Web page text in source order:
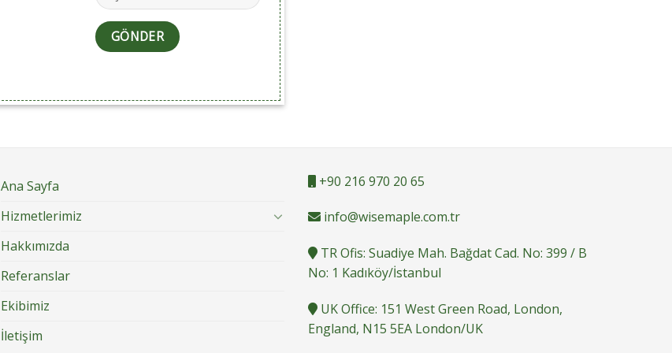
Ana Sayfa
Hizmetlerimiz
Hakkımızda
Referanslar
Ekibimiz
İletişim
+90 216 970 20 65
info@wisemaple.com.tr
TR Ofis: Suadiye Mah. Bağdat Cad. No: 399 / B
No: 1 Kadıköy/İstanbul
UK Office: 151 West Green Road, London,
England, N15 5EA London/UK